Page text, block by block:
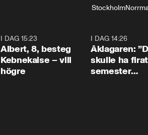
Stockholm
I DAG 15:23
Albert, 8, besteg
Kebnekaise – vill
högre
I DAG 14:26
Åklagaren:
skulle ha firat
semester